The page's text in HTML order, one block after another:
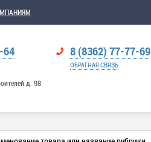
64
д. 98
8 (8362) 77-77-69
ОБРАТНАЯ СВЯЗЬ